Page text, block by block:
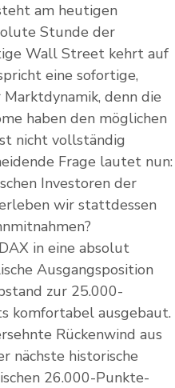
am heutigen
Stunde der
Wall Street kehrt auf
eine sofortige,
denn die
haben den möglichen
nicht vollständig
Frage lautet nun:
Investoren der
wir stattdessen
in eine absolut
Ausgangsposition
zur 25.000-
komfortabel ausgebaut.
Rückenwind aus
nächste historische
26.000-Punkte-